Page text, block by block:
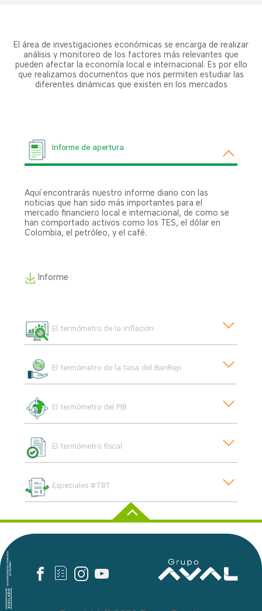
El área de investigaciones económicas se encarga de realizar
análisis y monitoreo de los factores más relevantes que
pueden afectar la economía local e internacional. Es por ello
que realizamos documentos que nos permiten estudiar las
diferentes dinámicas que existen en los mercados
Informe de apertura
Aquí encontrarás nuestro informe diario con las
noticias que han sido más importantes para el
mercado financiero local e internacional, de como se
han comportado activos como los TES, el dólar en
Colombia, el petróleo, y el café.
Informe
El termómetro de la inflación
El termómetro de la tasa del BanRep
El termómetro del PIB
El termómetro fiscal
Especiales #TBT